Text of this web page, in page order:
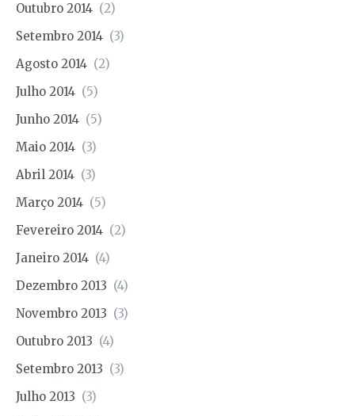
Outubro 2014 (2)
Setembro 2014 (3)
Agosto 2014 (2)
Julho 2014 (5)
Junho 2014 (5)
Maio 2014 (3)
Abril 2014 (3)
Março 2014 (5)
Fevereiro 2014 (2)
Janeiro 2014 (4)
Dezembro 2013 (4)
Novembro 2013 (3)
Outubro 2013 (4)
Setembro 2013 (3)
Julho 2013 (3)